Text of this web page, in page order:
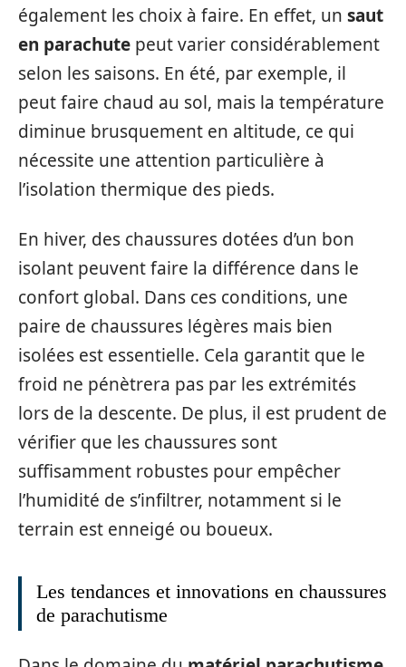
également les choix à faire. En effet, un saut
en parachute peut varier considérablement
selon les saisons. En été, par exemple, il
peut faire chaud au sol, mais la température
diminue brusquement en altitude, ce qui
nécessite une attention particulière à
l’isolation thermique des pieds.
En hiver, des chaussures dotées d’un bon
isolant peuvent faire la différence dans le
confort global. Dans ces conditions, une
paire de chaussures légères mais bien
isolées est essentielle. Cela garantit que le
froid ne pénètrera pas par les extrémités
lors de la descente. De plus, il est prudent de
vérifier que les chaussures sont
suffisamment robustes pour empêcher
l’humidité de s’infiltrer, notamment si le
terrain est enneigé ou boueux.
Les tendances et innovations en chaussures
de parachutisme